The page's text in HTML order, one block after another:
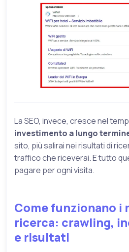
La SEO, invece, cresce nel
investimento a lungo
sito, più salirai nei risultati di
traffico che riceverai. E tutto
pagare per ogni visita.
Come funzionano i
ricerca: crawling,
e risultati